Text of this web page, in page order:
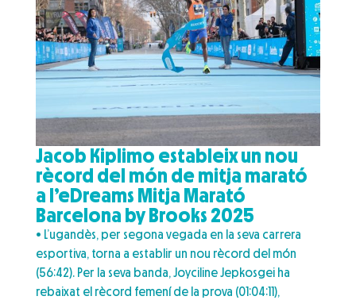
Jacob Kiplimo estableix un nou
rècord del món de mitja marató
a l’eDreams Mitja Marató
Barcelona by Brooks 2025
• L’ugandès, per segona vegada en la seva carrera
esportiva, torna a establir un nou rècord del món
(56:42). Per la seva banda, Joyciline Jepkosgei ha
rebaixat el rècord femení de la prova (01:04:11),